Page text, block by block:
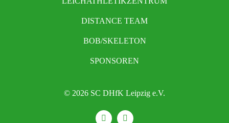
DISTANCE TEAM
BOB/SKELETON
SPONSOREN
© 2026 SC DHfK Leipzig e.V.